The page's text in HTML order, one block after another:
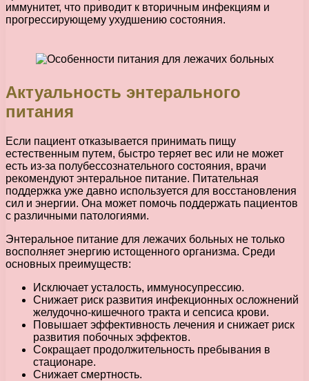
иммунитет, что приводит к вторичным инфекциям и
прогрессирующему ухудшению состояния.
Актуальность энтерального
питания
Если пациент отказывается принимать пищу
естественным путем, быстро теряет вес или не может
есть из-за полубессознательного состояния, врачи
рекомендуют энтеральное питание. Питательная
поддержка уже давно используется для восстановления
сил и энергии. Она может помочь поддержать пациентов
с различными патологиями.
Энтеральное питание для лежачих больных не только
восполняет энергию истощенного организма. Среди
основных преимуществ:
Исключает усталость, иммуносупрессию.
Снижает риск развития инфекционных осложнений
желудочно-кишечного тракта и сепсиса крови.
Повышает эффективность лечения и снижает риск
развития побочных эффектов.
Сокращает продолжительность пребывания в
стационаре.
Снижает смертность.